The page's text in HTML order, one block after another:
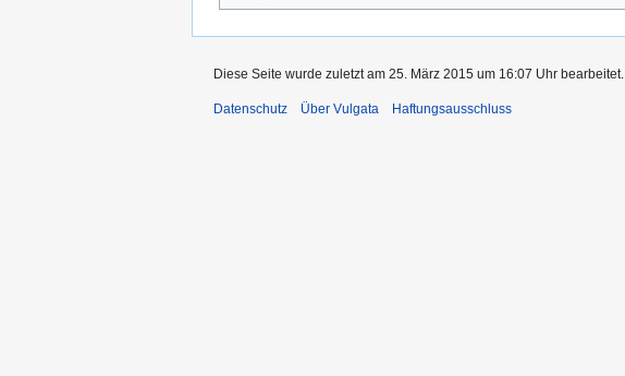
Diese Seite wurde zuletzt am 25. März 2015 um 16:07 Uhr bearbeitet.
Datenschutz Über Vulgata Haftungsausschluss